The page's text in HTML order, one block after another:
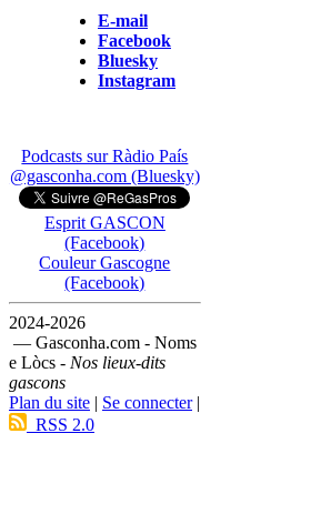
E-mail
Facebook
Bluesky
Instagram
Podcasts sur Ràdio País
@gasconha.com (Bluesky)
Esprit GASCON
(Facebook)
Couleur Gascogne
(Facebook)
2024-2026
— Gasconha.com - Noms
e Lòcs - Nos lieux-dits
gascons
Plan du site | Se connecter|
RSS 2.0